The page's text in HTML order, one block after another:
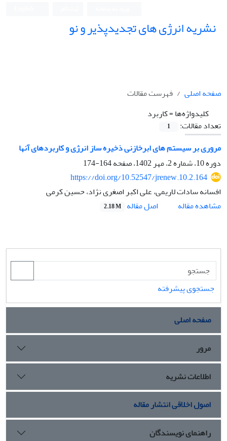
نشریه انرژی های تجدیدپذیر و نو
صفحه اصلی
فهرست مقالات
کلیدواژه‌ها =کاربرد
تعداد مقالات:
1
مروری بر سیستم های ابرخازنی ذخیره‏ ساز انرژی و کاربردهای آن‏ها
دوره 10، شماره 2، مهر 1402، صفحه
164-174
https://doi.org/10.52547/jrenew.10.2.164
افسانه سادات لاریمی، علی اکبر اصغری نژاد، حسین کرمی
مشاهده مقاله
اصل مقاله 2.18 M
جستجوی پیشرفته
صفحه اصلی
مرور
اطلاعات نشریه
اصول اخلاقی انتشار مقاله
راهنمای نویسندگان